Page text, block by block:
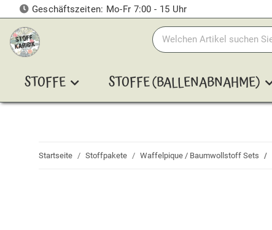
Geschäftszeiten: Mo-Fr 7:00 - 15 Uhr
STOFFE STOFFE (BALLENABNAHME)
Startseite Stoffpakete Waffelpique / Baumwollstoff Sets